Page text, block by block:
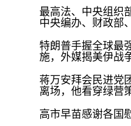
最高法、中央组织
中央编办、财政部
特朗普手握全球最
施，外媒揭美伊战
蒋万安拜会民进党
离场，他看穿绿营
高市早苗感谢各国